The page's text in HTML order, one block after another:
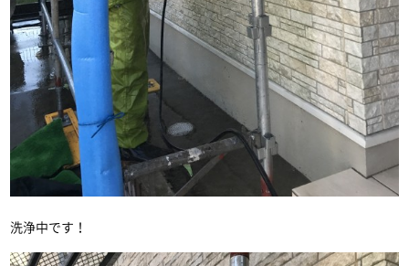
洗浄中です！